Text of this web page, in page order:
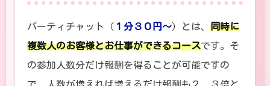
パーティチャット（ １分３０円～）とは、 同時に
複数人のお客様とお仕事ができるコースです。そ
の参加人数分だけ報酬を得ることが可能ですの